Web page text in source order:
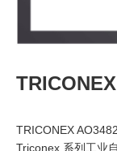
TRICONEX
Triconex 系列工业